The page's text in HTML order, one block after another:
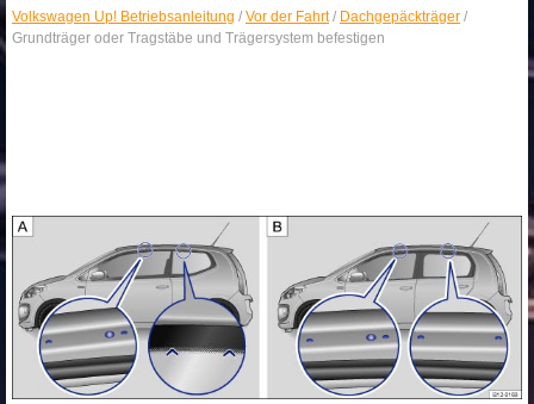
Volkswagen Up! Betriebsanleitung / Vor der Fahrt/ Dachgepäckträger /
Grundträger oder Tragstäbe und Trägersystem befestigen